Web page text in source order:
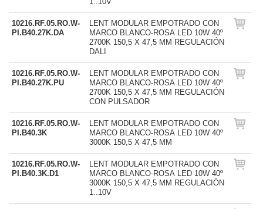
10216.RF.05.RO.W-
PI.B40.27K.DA
LENT MODULAR EMPOTRADO CON
MARCO BLANCO-ROSA LED 10W 40º
2700K 150,5 X 47,5 MM REGULACIÓN
DALI
10216.RF.05.RO.W-
PI.B40.27K.PU
LENT MODULAR EMPOTRADO CON
MARCO BLANCO-ROSA LED 10W 40º
2700K 150,5 X 47,5 MM REGULACIÓN
CON PULSADOR
10216.RF.05.RO.W-
PI.B40.3K
LENT MODULAR EMPOTRADO CON
MARCO BLANCO-ROSA LED 10W 40º
3000K 150,5 X 47,5 MM
10216.RF.05.RO.W-
PI.B40.3K.D1
LENT MODULAR EMPOTRADO CON
MARCO BLANCO-ROSA LED 10W 40º
3000K 150,5 X 47,5 MM REGULACIÓN
1..10V